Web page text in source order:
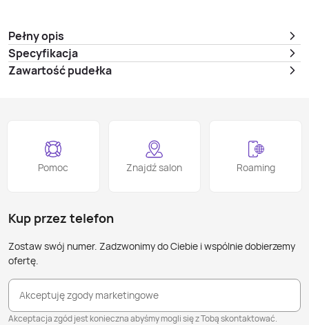
Pełny opis
Specyfikacja
Zawartość pudełka
Pomoc Znajdź salon Roaming
Kup przez telefon
Zostaw swój numer. Zadzwonimy do Ciebie i wspólnie dobierzemy
ofertę.
Akceptuję zgody marketingowe
Akceptacja zgód jest konieczna abyśmy mogli się z Tobą skontaktować.